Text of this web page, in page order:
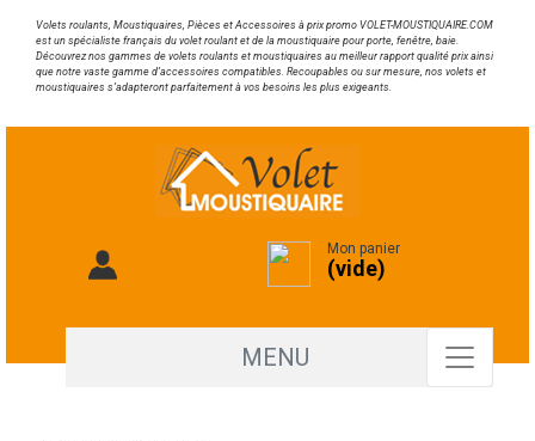
Volets roulants, Moustiquaires, Pièces et Accessoires à prix promo VOLET-MOUSTIQUAIRE.COM
est un spécialiste français du volet roulant et de la moustiquaire pour porte, fenêtre, baie.
Découvrez nos gammes de volets roulants et moustiquaires au meilleur rapport qualité prix ainsi
que notre vaste gamme d’accessoires compatibles. Recoupables ou sur mesure, nos volets et
moustiquaires s’adapteront parfaitement à vos besoins les plus exigeants.
Mon panier
(vide)
MENU